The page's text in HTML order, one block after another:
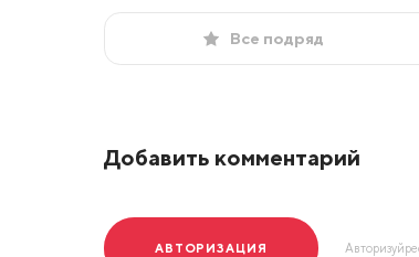
Все подряд
Добавить комментарий
АВТОРИЗАЦИЯ